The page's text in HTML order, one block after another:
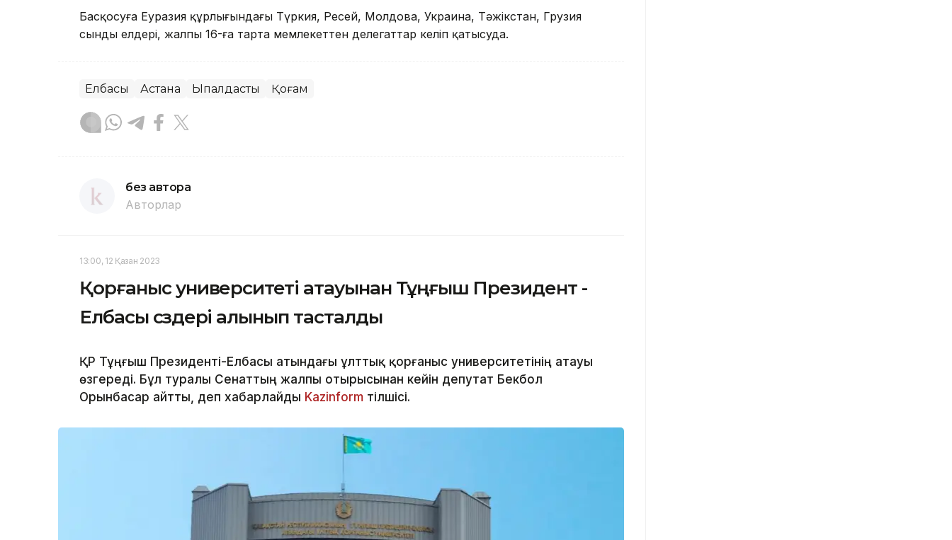
Басқосуға Еуразия құрлығындағы Түркия, Ресей, Молдова, Украина, Тәжікстан, Грузия
сынды елдері, жалпы 16-ға тарта мемлекеттен делегаттар келіп қатысуда.
Елбасы Астана Ықпалдастық Қоғам
без автора
Авторлар
13:00, 12 Қазан 2023
Қорғаныс университеті атауынан Тұңғыш Президент -
Елбасы сөздері алынып тасталды
ҚР Тұңғыш Президенті-Елбасы атындағы ұлттық қорғаныс университетінің атауы
өзгереді. Бұл туралы Сенаттың жалпы отырысынан кейін депутат Бекбол
Орынбасар айтты, деп хабарлайды Kazinform тілшісі.